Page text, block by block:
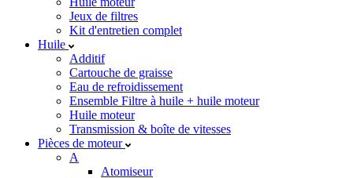
Jeux de filtres
Kit d'entretien complet
Huile
Additif
Cartouche de graisse
Eau de refroidissement
Ensemble Filtre à huile + huile moteur
Huile moteur
Transmission & boîte de vitesses
Pièces de moteur
A
Atomiseur